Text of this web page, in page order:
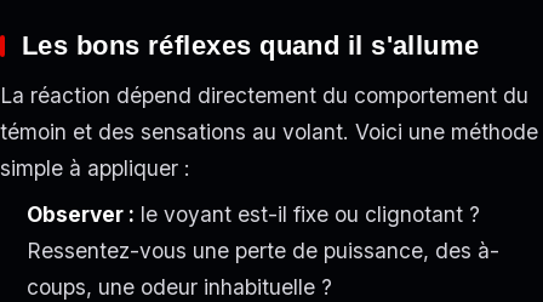
Les bons réflexes quand il s'allume
La réaction dépend directement du comportement du
témoin et des sensations au volant. Voici une méthode
simple à appliquer :
Observer : le voyant est-il fixe ou clignotant ?
Ressentez-vous une perte de puissance, des à-
coups, une odeur inhabituelle ?